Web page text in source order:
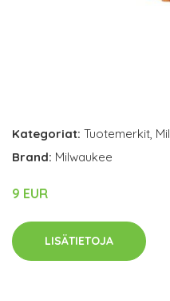
Kategoriat: Tuotemerkit,
Brand: Milwaukee
9 EUR
LISÄTIETOJA